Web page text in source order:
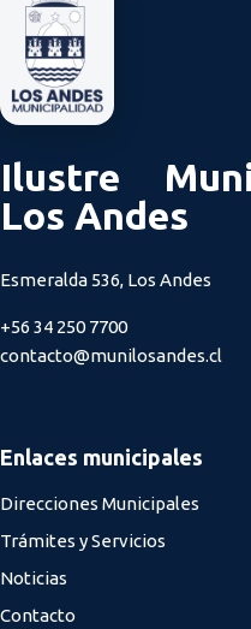
Ilustre
Los Andes
Esmeralda 536, Los Andes
+56 34 250 7700
contacto@munilosandes.cl
Enlaces municipales
Direcciones Municipales
Trámites y Servicios
Noticias
Contacto